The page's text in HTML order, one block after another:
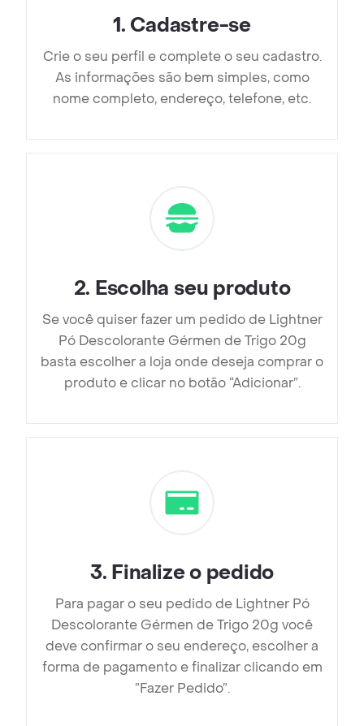
1. Cadastre-se
Crie o seu perfil e complete o seu cadastro.
As informações são bem simples, como
nome completo, endereço, telefone, etc.
2. Escolha seu produto
Se você quiser fazer um pedido de Lightner
Pó Descolorante Gérmen de Trigo 20g
basta escolher a loja onde deseja comprar o
produto e clicar no botão “Adicionar”.
3. Finalize o pedido
Para pagar o seu pedido de Lightner Pó
Descolorante Gérmen de Trigo 20g você
deve confirmar o seu endereço, escolher a
forma de pagamento e finalizar clicando em
”Fazer Pedido”.